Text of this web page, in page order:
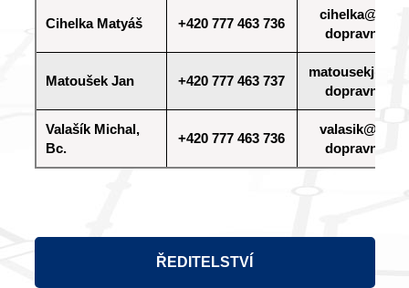
Cihelka Matyáš +420 777 463 736
cihelka@sps-
dopravni.cz
Matoušek Jan +420 777 463 737
dopravni.cz
Valašík Michal,
Bc.
+420 777 463 736
valasik@sps-
dopravni.cz
ŘEDITELSTVÍ